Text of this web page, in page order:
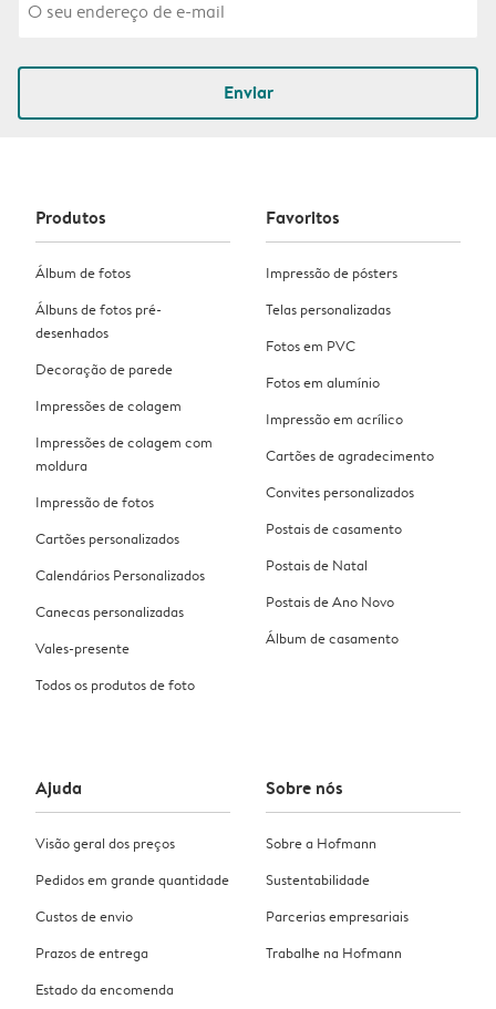
Enviar
Produtos
Álbum de fotos
Álbuns de fotos pré-
desenhados
Decoração de parede
Impressões de colagem
Impressões de colagem com
moldura
Impressão de fotos
Cartões personalizados
Calendários Personalizados
Canecas personalizadas
Vales-presente
Todos os produtos de foto
Favoritos
Impressão de pósters
Telas personalizadas
Fotos em PVC
Fotos em alumínio
Impressão em acrílico
Cartões de agradecimento
Convites personalizados
Postais de casamento
Postais de Natal
Postais de Ano Novo
Álbum de casamento
Ajuda
Visão geral dos preços
Pedidos em grande quantidade
Custos de envio
Prazos de entrega
Estado da encomenda
Sobre nós
Sobre a Hofmann
Sustentabilidade
Parcerias empresariais
Trabalhe na Hofmann